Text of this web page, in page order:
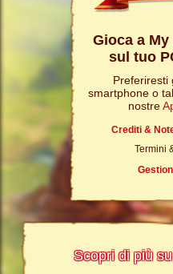
Gioca a
sul tuo
Preferiresti
smartphone o
nostre
Crediti &
Termini
Scopri di più